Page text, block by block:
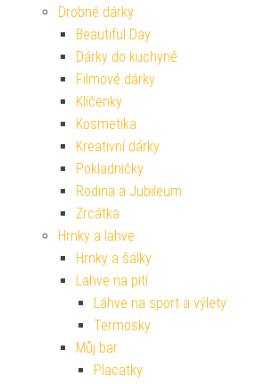
Drobné dárky
Beautiful Day
Dárky do kuchyně
Filmové dárky
Klíčenky
Kosmetika
Kreativní dárky
Pokladničky
Rodina a Jubileum
Zrcátka
Hrnky a lahve
Hrnky a šálky
Lahve na pití
Láhve na sport a výlety
Termosky
Můj bar
Placatky